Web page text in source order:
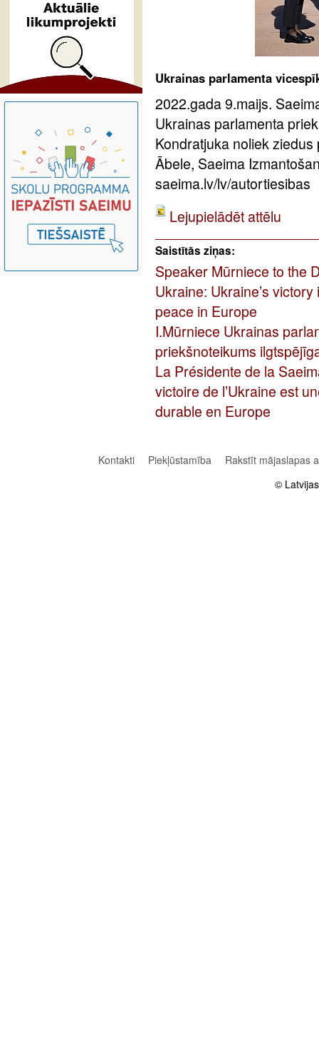
Ukrainas parlamenta
2022.gada 9.maijs.
Ukrainas parlamenta
Kondratjuka noliek
Ābele, Saeima
saeima.lv/lv/autortiesibas
Lejupielādēt attēlu
Saistītās ziņas:
Speaker Mūrniece to the
Ukraine: Ukraine’s
peace in Europe
I.Mūrniece Ukrainas
priekšnoteikums
La Présidente de la
victoire de l’Ukraine est
durable en Europe
Kontakti Piekļūstamība
Rakstīt mājaslapas
©